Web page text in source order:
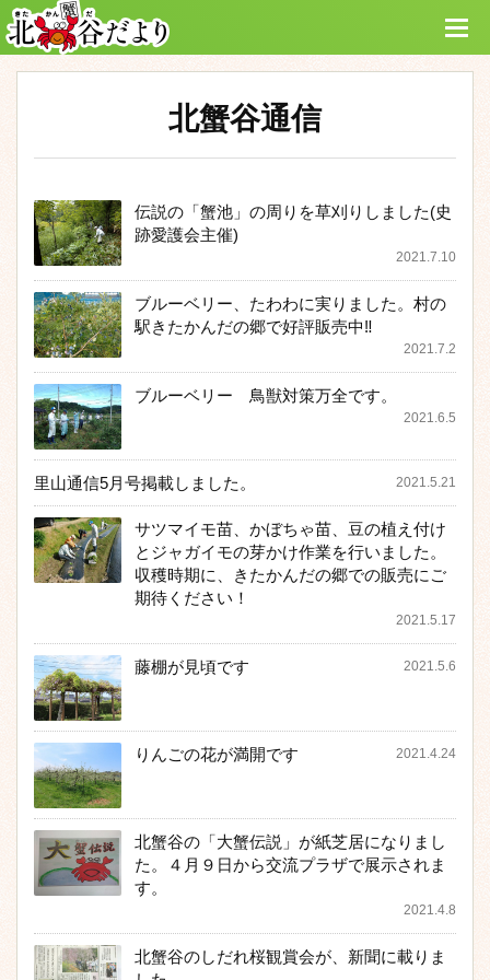
北蟹谷通信
伝説の「蟹池」の周りを草刈りしました(史
跡愛護会主催)
2021.7.10
ブルーベリー、たわわに実りました。村の
駅きたかんだの郷で好評販売中‼️
2021.7.2
ブルーベリー 鳥獣対策万全です。
2021.6.5
里山通信5月号掲載しました。 2021.5.21
サツマイモ苗、かぼちゃ苗、豆の植え付け
とジャガイモの芽かけ作業を行いました。
収穫時期に、きたかんだの郷での販売にご
期待ください！
2021.5.17
藤棚が見頃です 2021.5.6
りんごの花が満開です 2021.4.24
北蟹谷の「大蟹伝説」が紙芝居になりまし
た。４月９日から交流プラザで展示されま
す。
2021.4.8
北蟹谷のしだれ桜観賞会が、新聞に載りま